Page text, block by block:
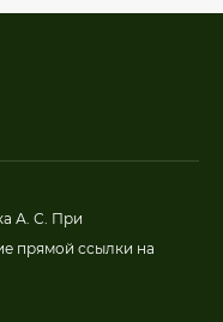
А. С. При
прямой ссылки на